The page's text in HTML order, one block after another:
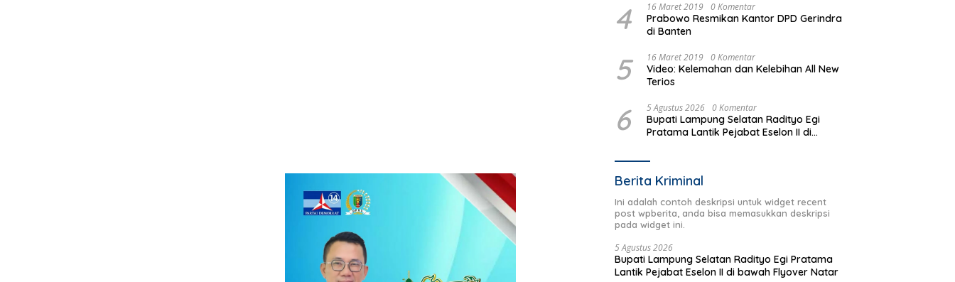
4 16 Maret 2019 0 Komentar
Prabowo Resmikan Kantor DPD Gerindra
di Banten
5 16 Maret 2019 0 Komentar
Video: Kelemahan dan Kelebihan All New
Terios
6 5 Agustus 2026 0 Komentar
Bupati Lampung Selatan Radityo Egi
Pratama Lantik Pejabat Eselon II di
Berita Kriminal
Ini adalah contoh deskripsi untuk widget recent
post wpberita, anda bisa memasukkan deskripsi
pada widget ini.
5 Agustus 2026
Bupati Lampung Selatan Radityo Egi Pratama
Lantik Pejabat Eselon II di bawah Flyover Natar